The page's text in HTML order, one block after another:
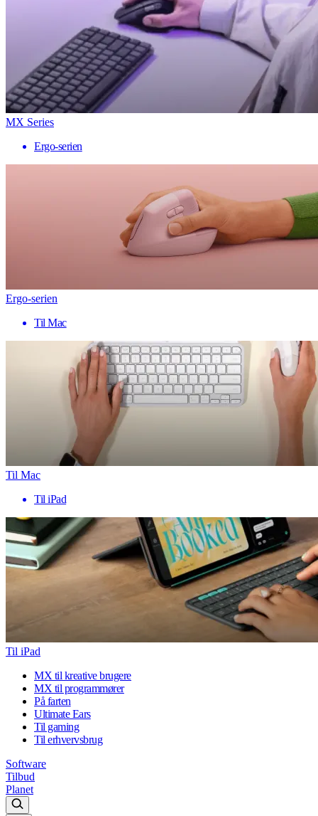
MX Series
Ergo-serien
Ergo-serien
Til Mac
Til Mac
Til iPad
Til iPad
MX til kreative brugere
MX til programmører
På farten
Ultimate Ears
Til gaming
Til erhvervsbrug
Software
Tilbud
Planet